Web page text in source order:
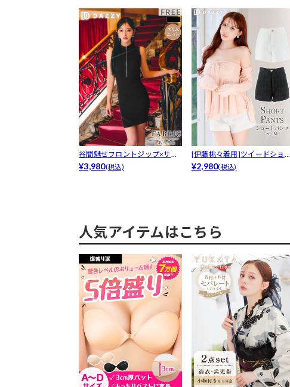
谷間魅せフロントジップ×サマ
ーニット♪...
¥3,980(税込)
[伊藤桃々着用]ツイードショー
トパンツ...
¥2,980(税込)
人気アイテムはこちら